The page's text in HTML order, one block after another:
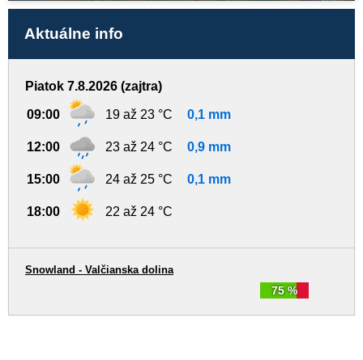
Aktuálne info
Piatok 7.8.2026 (zajtra)
09:00 19 až 23 °C 0,1 mm
12:00 23 až 24 °C 0,9 mm
15:00 24 až 25 °C 0,1 mm
18:00 22 až 24 °C
75 %
Snowland - Valčianska dolina